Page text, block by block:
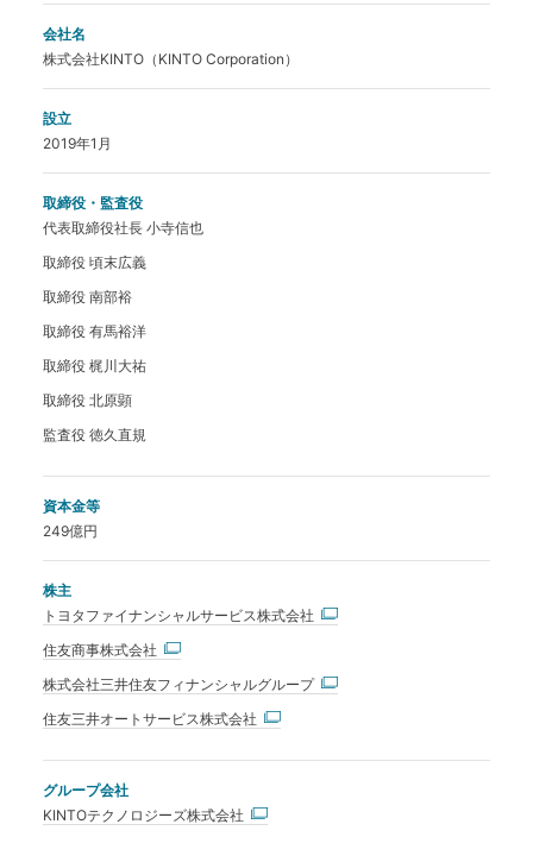
会社名
株式会社KINTO（KINTO Corporation）
設立
2019年1月
取締役・監査役
代表取締役社長 小寺信也
取締役 頃末広義
取締役 南部裕
取締役 有馬裕洋
取締役 梶川大祐
取締役 北原顕
監査役 徳久直規
資本金等
249億円
株主
トヨタファイナンシャルサービス株式会社
住友商事株式会社
株式会社三井住友フィナンシャルグループ
住友三井オートサービス株式会社
グループ会社
KINTOテクノロジーズ株式会社